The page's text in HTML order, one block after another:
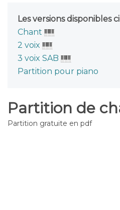
Les versions disponibles
Chant
2 voix
3 voix SAB
Partition pour piano
Partition de
Partition gratuite en pdf